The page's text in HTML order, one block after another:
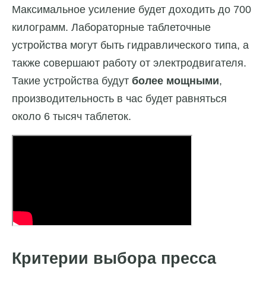
Максимальное усиление будет доходить до 700
килограмм. Лабораторные таблеточные
устройства могут быть гидравлического типа, а
также совершают работу от электродвигателя.
Такие устройства будут более мощными,
производительность в час будет равняться
около 6 тысяч таблеток.
Критерии выбора пресса